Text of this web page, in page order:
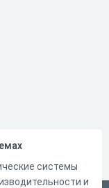
системы
и